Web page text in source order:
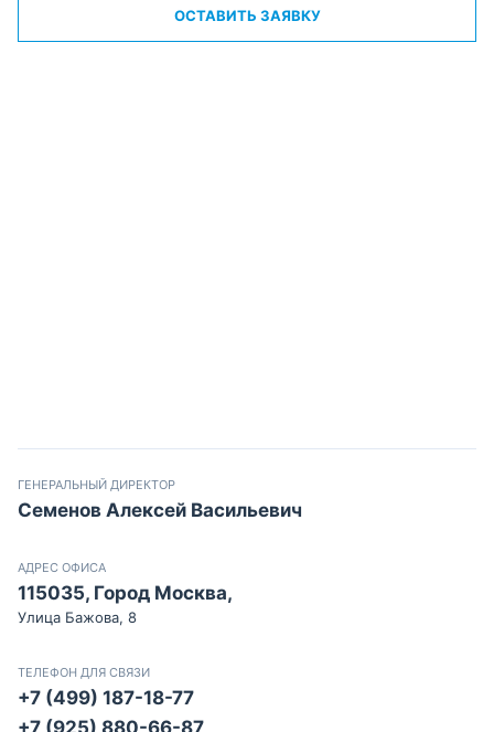
ОСТАВИТЬ ЗАЯВКУ
ГЕНЕРАЛЬНЫЙ ДИРЕКТОР
Семенов Алексей Васильевич
АДРЕС ОФИСА
115035, Город Москва,
Улица Бажова, 8
ТЕЛЕФОН ДЛЯ СВЯЗИ
+7 (499) 187-18-77
+7 (925) 880-66-87